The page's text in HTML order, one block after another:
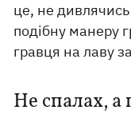
це, не
подібну манеру
гравця на лаву
Не спалах, а